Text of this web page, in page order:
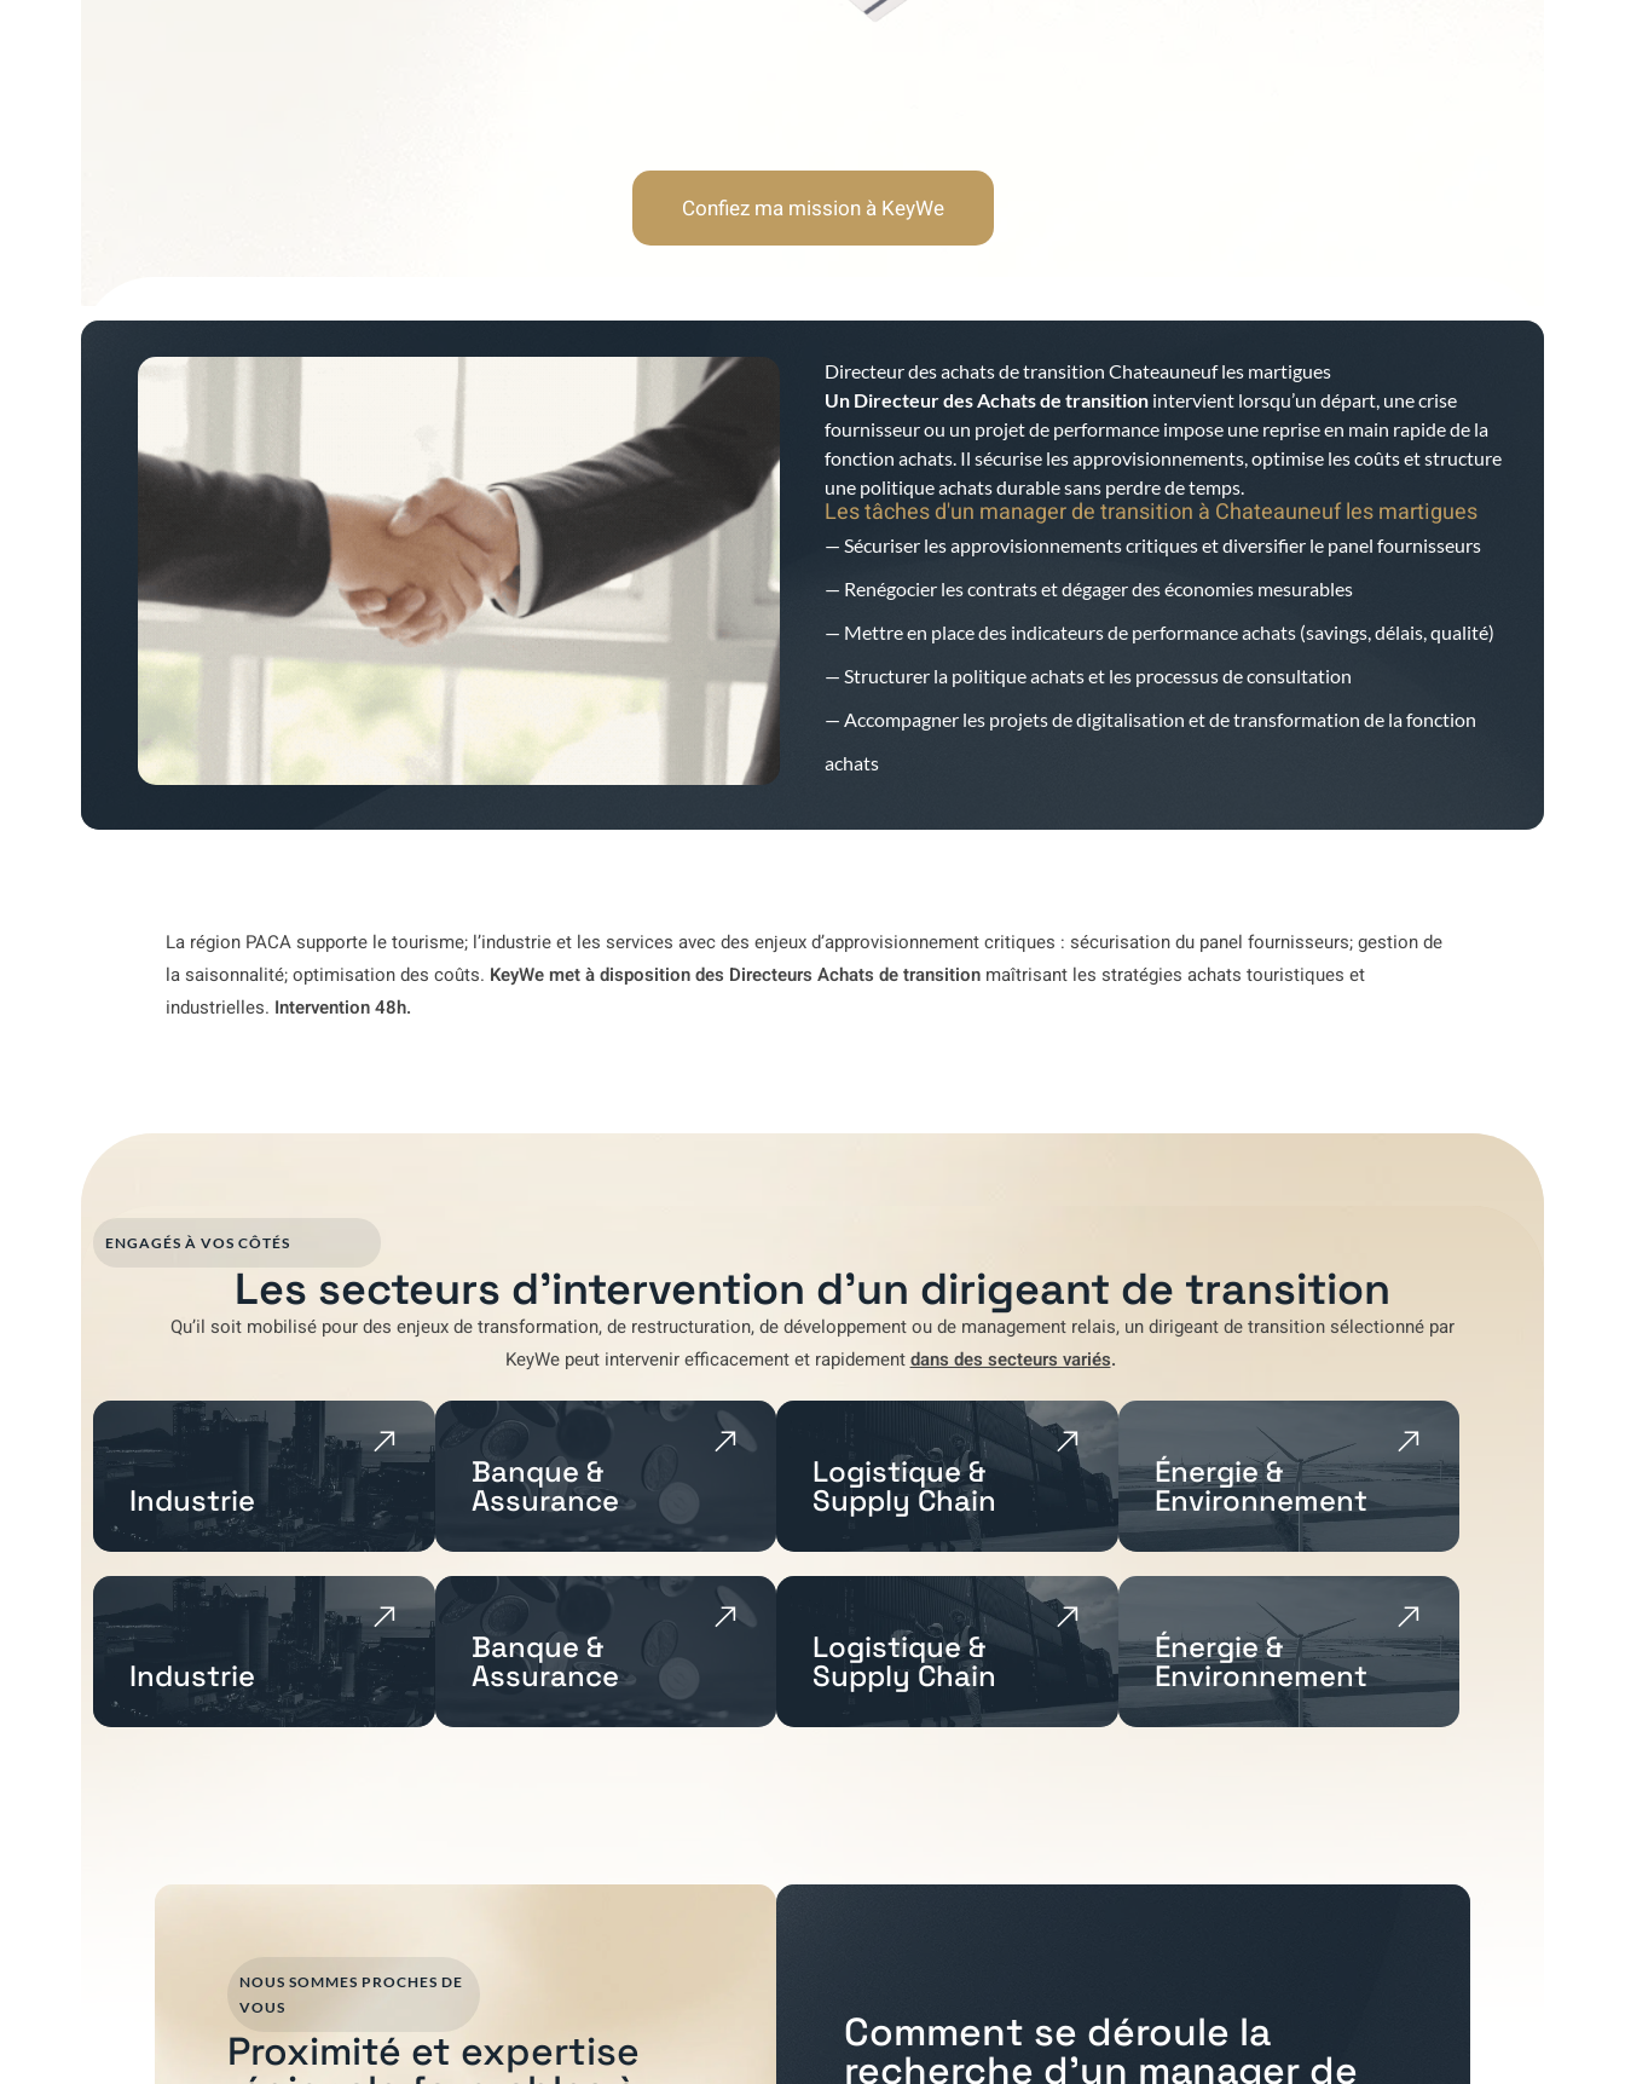
Confiez ma mission à KeyWe
Directeur des achats de transition Chateauneuf les martigues
Un Directeur des Achats de transition intervient lorsqu’un départ, une crise
fournisseur ou un projet de performance impose une reprise en main rapide de la
fonction achats. Il sécurise les approvisionnements, optimise les coûts et structure
une politique achats durable sans perdre de temps.
Les tâches d'un manager de transition à Chateauneuf les martigues
— Sécuriser les approvisionnements critiques et diversifier le panel fournisseurs
— Renégocier les contrats et dégager des économies mesurables
— Mettre en place des indicateurs de performance achats (savings, délais, qualité)
— Structurer la politique achats et les processus de consultation
— Accompagner les projets de digitalisation et de transformation de la fonction
achats
La région PACA supporte le tourisme; l’industrie et les services avec des enjeux d’approvisionnement critiques : sécurisation du panel fournisseurs; gestion de
la saisonnalité; optimisation des coûts. KeyWe met à disposition des Directeurs Achats de transition maîtrisant les stratégies achats touristiques et
industrielles. Intervention 48h.
ENGAGÉS À VOS CÔTÉS
Les secteurs d'intervention d'un dirigeant de transition
Qu’il soit mobilisé pourdes enjeux de transformation,de restructuration,de développementou de management relais, un dirigeant de transition sélectionné par
KeyWepeut intervenir efficacement et rapidementdans des secteurs variés.
Industrie
Banque &
Assurance
Logistique &
Supply Chain
Énergie &
Environnement
Industrie
Banque &
Assurance
Logistique &
Supply Chain
Énergie &
Environnement
Comment se déroule la
recherche d'un manager de
NOUS SOMMES PROCHES DE
VOUS
Proximité et expertise